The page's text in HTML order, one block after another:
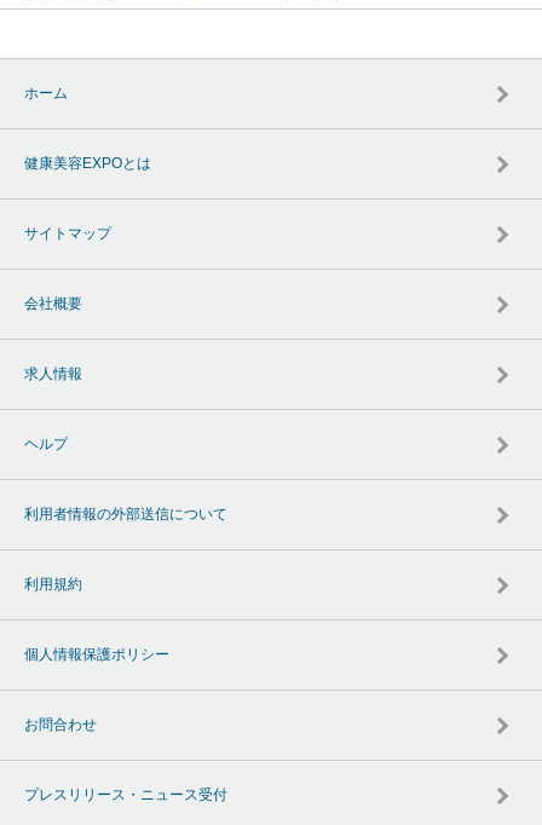
ホーム
健康美容EXPOとは
サイトマップ
会社概要
求人情報
ヘルプ
利用者情報の外部送信について
利用規約
個人情報保護ポリシー
お問合わせ
プレスリリース・ニュース受付